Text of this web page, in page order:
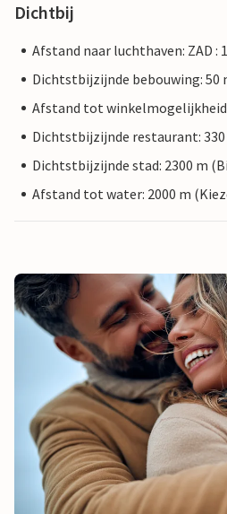
Dichtbij
Afstand naar luchthaven: ZAD :
Dichtstbijzijnde bebouwing: 50
Afstand tot
Dichtstbijzijnde restaurant:
Dichtstbijzijnde stad: 2300 m
Afstand tot water: 2000 m